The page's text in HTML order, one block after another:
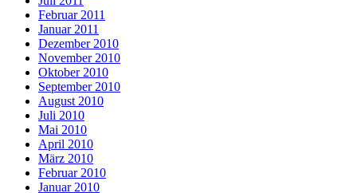
Februar 2011
Januar 2011
Dezember 2010
November 2010
Oktober 2010
September 2010
August 2010
Juli 2010
Mai 2010
April 2010
März 2010
Februar 2010
Januar 2010